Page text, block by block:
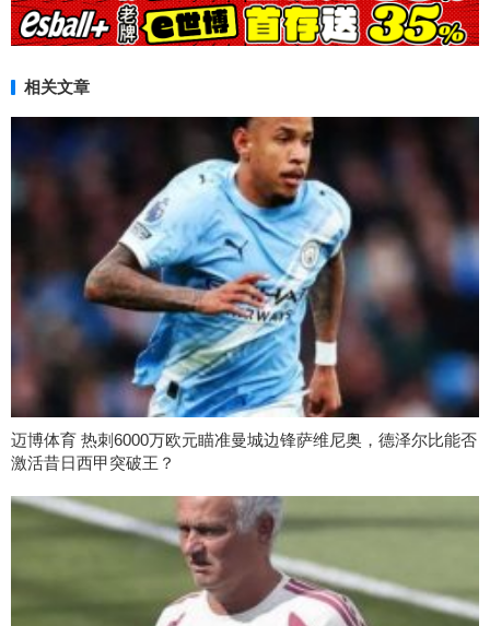
相关文章
迈博体育 热刺6000万欧元瞄准曼城边锋萨维尼奥，德泽尔比能否
激活昔日西甲突破王？